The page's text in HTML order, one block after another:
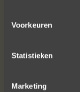
Voorkeuren
Statistieken
Marketing